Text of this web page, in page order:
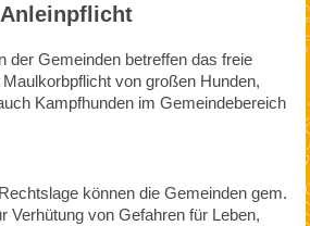
Anleinpflicht
der Gemeinden betreffen das freie
von großen Hunden,
Kampfhunden im Gemeindebereich
können die Gemeinden gem.
Verhütung von Gefahren für Leben,